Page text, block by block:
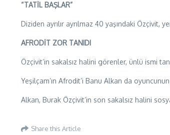
“TATİL BAŞLAR”
Diziden ayrılır ayrılmaz 40 yaşındaki Özçivit,
AFRODİT ZOR TANIDI
Özçivit’in sakalsız halini görenler, ünlü ismi
Yeşilçam’ın Afrodit’i Banu Alkan da oyuncunun
Alkan, Burak Özçivit’in son sakalsız halini
Share this Article